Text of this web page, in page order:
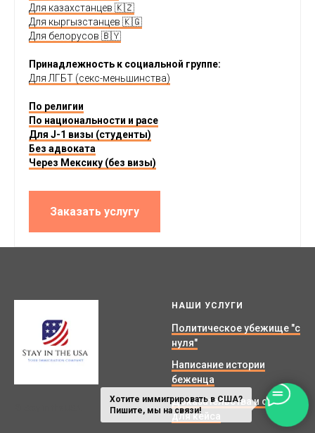
Хотите иммигрировать в США?
Пишите, мы на связи!
Для казахстанцев 🇰🇿
Для кыргызстанцев 🇰🇬
Для белорусов 🇧🇾
Принадлежность к социальной группе:
Для ЛГБТ (секс-меньшинства)
По религии
По национальности и расе
Для J-1 визы (студенты)
Без адвоката
Через Мексику (без визы)
Заказать услугу
НАШИ УСЛУГИ
Политическое убежище "с
нуля"
Написание истории
беженца
Доказательства и справки
для кейса